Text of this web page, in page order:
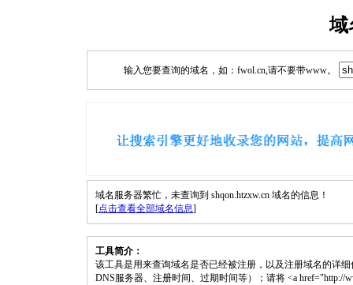
域
输入您要查询的域名，如：fwol.cn,请不要带www。
域名服务器繁忙，未查询到 shqon.htzxw.cn 域名的信息！
[点击查看全部域名信息]
工具简介：
该工具是用来查询域名是否已经被注册，以及注册域名的详
DNS服务器、注册时间、过期时间等）；请将 <a href="http://